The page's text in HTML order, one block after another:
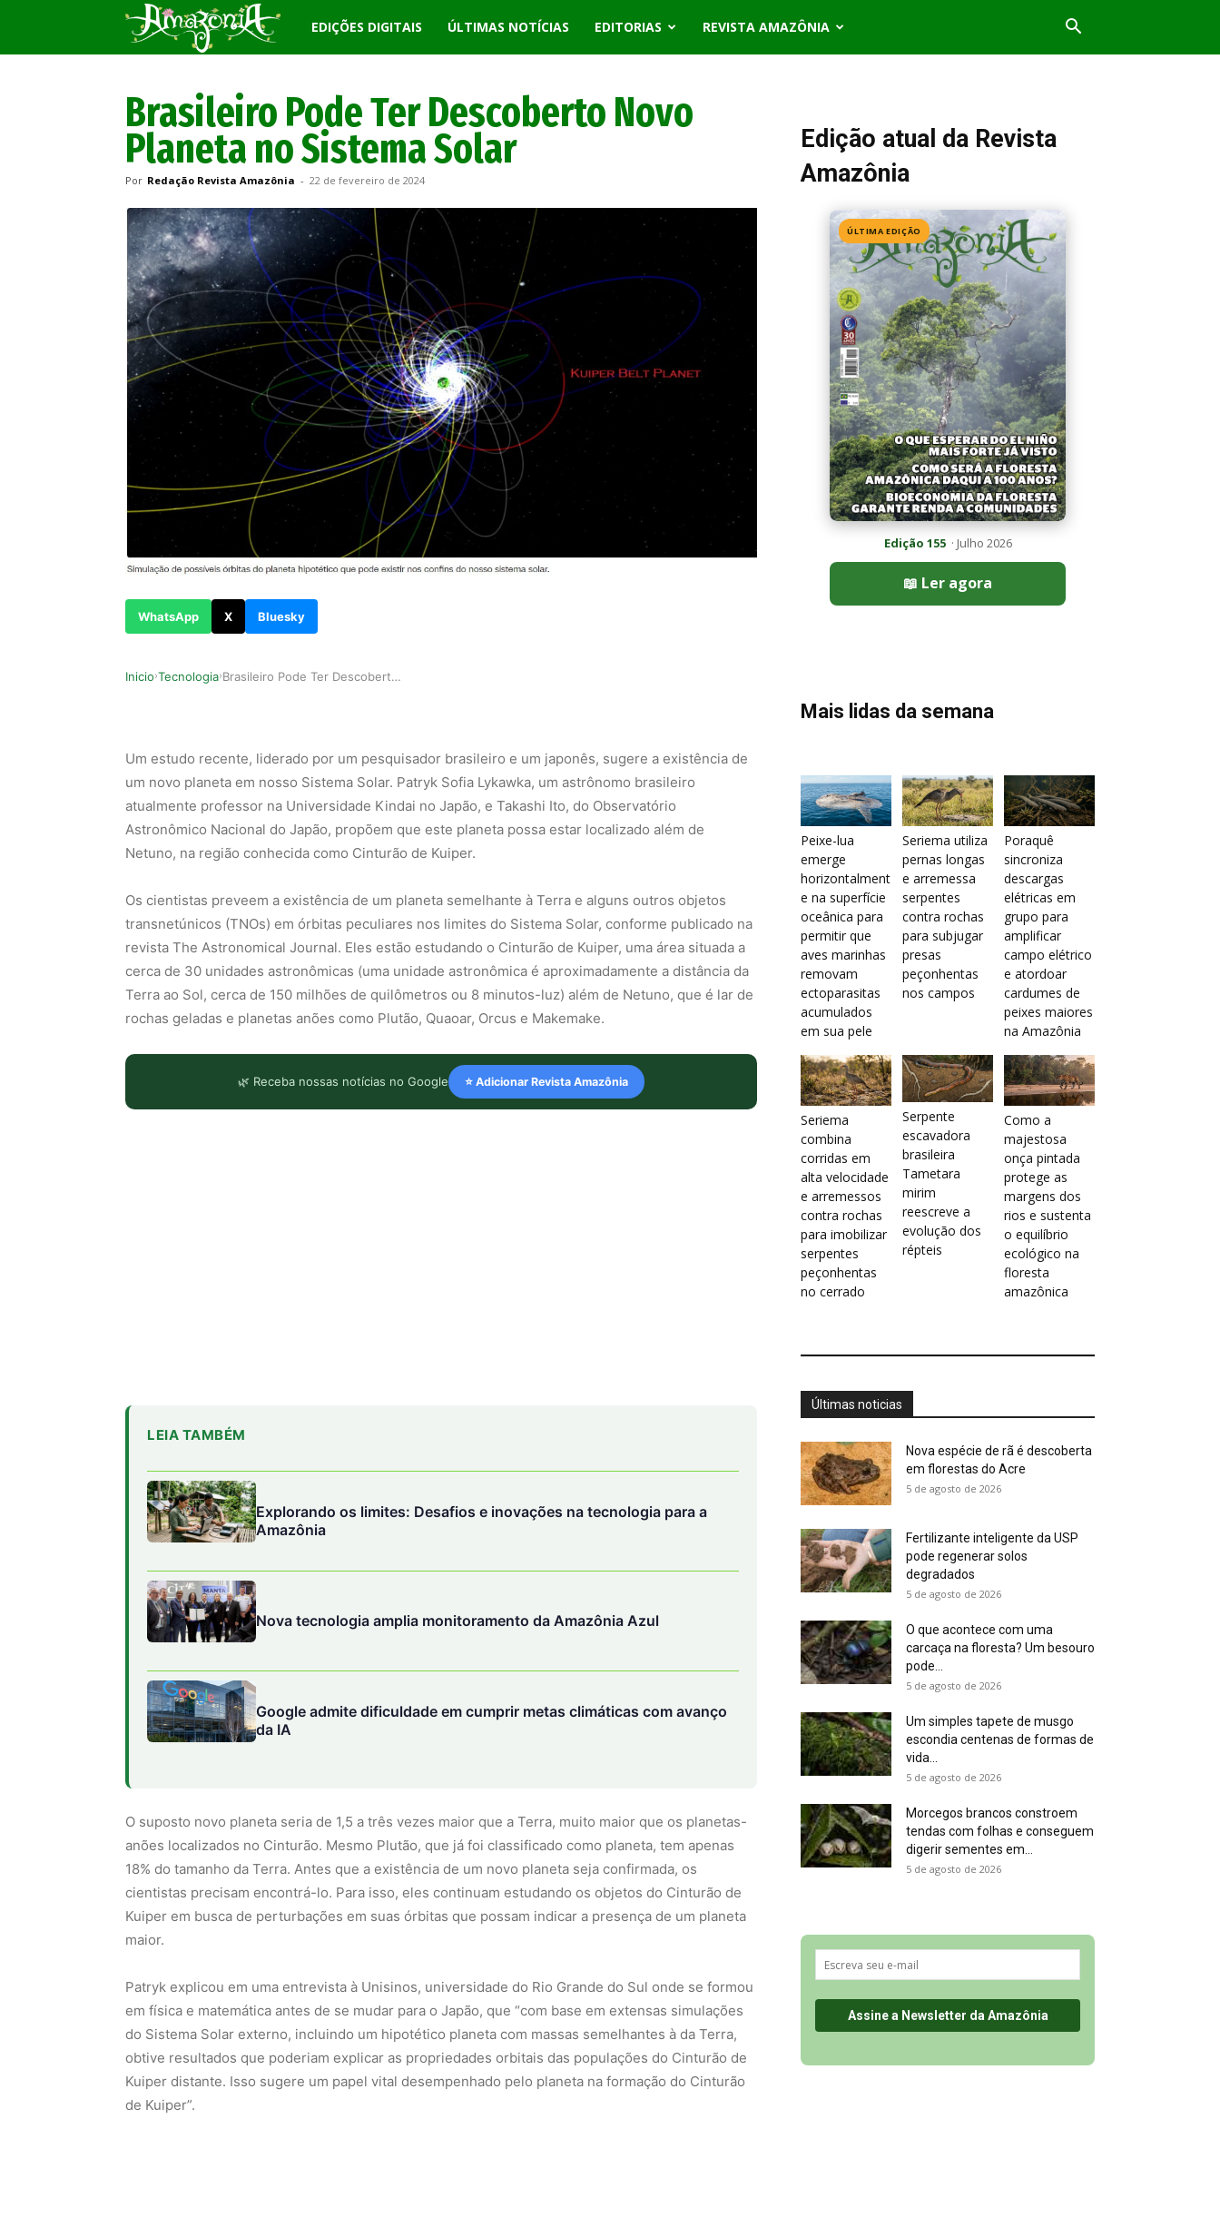
Revista
EDIÇÕES DIGITAIS ÚLTIMAS NOTÍCIAS EDITORIAS REVISTA AMAZÔNIA
Brasileiro Pode Ter Descoberto Novo
Planeta no Sistema Solar
Por Redação Revista Amazônia - 22 de fevereiro de 2024
WhatsApp X Bluesky
Inicio›Tecnologia› Brasileiro Pode Ter Descoberto Novo Planeta no …
Um estudo recente, liderado por um pesquisador brasileiro e um japonês, sugere a existência de
um novo planeta em nosso Sistema Solar. Patryk Sofia Lykawka, um astrônomo brasileiro
atualmente professor na Universidade Kindai no Japão, e Takashi Ito, do Observatório
Astronômico Nacional do Japão, propõem que este planeta possa estar localizado além de
Netuno, na região conhecida como Cinturão de Kuiper.
Os cientistas preveem a existência de um planeta semelhante à Terra e alguns outros objetos
transnetúnicos (TNOs) em órbitas peculiares nos limites do Sistema Solar, conforme publicado na
revista The Astronomical Journal. Eles estão estudando o Cinturão de Kuiper, uma área situada a
cerca de 30 unidades astronômicas (uma unidade astronômica é aproximadamente a distância da
Terra ao Sol, cerca de 150 milhões de quilômetros ou 8 minutos-luz) além de Netuno, que é lar de
rochas geladas e planetas anões como Plutão, Quaoar, Orcus e Makemake.
🌿 Receba nossas notícias no Google ⭐ Adicionar Revista Amazônia
LEIA TAMBÉM
Explorando os limites: Desafios e inovações na tecnologia para a
Amazônia
Nova tecnologia amplia monitoramento da Amazônia Azul
Google admite dificuldade em cumprir metas climáticas com avanço
da IA
O suposto novo planeta seria de 1,5 a três vezes maior que a Terra, muito maior que os planetas-
anões localizados no Cinturão. Mesmo Plutão, que já foi classificado como planeta, tem apenas
18% do tamanho da Terra. Antes que a existência de um novo planeta seja confirmada, os
cientistas precisam encontrá-lo. Para isso, eles continuam estudando os objetos do Cinturão de
Kuiper em busca de perturbações em suas órbitas que possam indicar a presença de um planeta
maior.
Patryk explicou em uma entrevista à Unisinos, universidade do Rio Grande do Sul onde se formou
em física e matemática antes de se mudar para o Japão, que “com base em extensas simulações
do Sistema Solar externo, incluindo um hipotético planeta com massas semelhantes à da Terra,
obtive resultados que poderiam explicar as propriedades orbitais das populações do Cinturão de
Kuiper distante. Isso sugere um papel vital desempenhado pelo planeta na formação do Cinturão
de Kuiper”.
Edição atual da Revista
Amazônia
ÚLTIMA EDIÇÃO
Edição 155· Julho 2026
📖 Ler agora
Mais lidas da semana
Peixe-lua
emerge
horizontalment
e na superfície
oceânica para
permitir que
aves marinhas
removam
ectoparasitas
acumulados
em sua pele
Seriema utiliza
pernas longas
e arremessa
serpentes
contra rochas
para subjugar
presas
peçonhentas
nos campos
Poraquê
sincroniza
descargas
elétricas em
grupo para
amplificar
campo elétrico
e atordoar
cardumes de
peixes maiores
na Amazônia
Seriema
combina
corridas em
alta velocidade
e arremessos
contra rochas
para imobilizar
serpentes
peçonhentas
no cerrado
Serpente
escavadora
brasileira
Tametara
mirim
reescreve a
evolução dos
répteis
Como a
majestosa
onça pintada
protege as
margens dos
rios e sustenta
o equilíbrio
ecológico na
floresta
amazônica
Últimas noticias
Nova espécie de rã é descoberta
em florestas do Acre
5 de agosto de 2026
Fertilizante inteligente da USP
pode regenerar solos
degradados
5 de agosto de 2026
O que acontece com uma
carcaça na floresta? Um besouro
pode...
5 de agosto de 2026
Um simples tapete de musgo
escondia centenas de formas de
vida...
5 de agosto de 2026
Morcegos brancos constroem
tendas com folhas e conseguem
digerir sementes em...
5 de agosto de 2026